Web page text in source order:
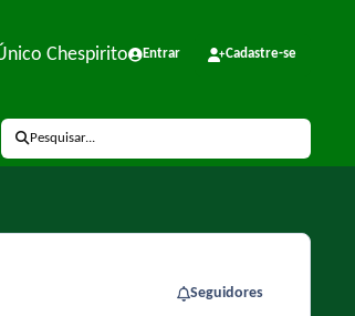
Chespirito Entrar Cadastre-se
Pesquisar...
Seguidores